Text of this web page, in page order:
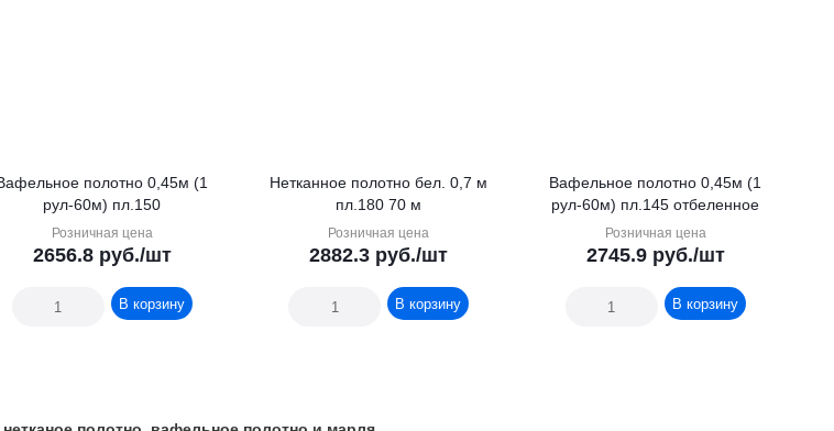
полотно 0,45м (1
рул-60м) пл.150
Розничная цена
2656.8руб./шт
В корзину
Нетканное полотно бел. 0,7 м
пл.180 70 м
Розничная цена
2882.3 руб./шт
В корзину
Вафельное полотно 0,45м (1
рул-60м) пл.145 отбеленное
Розничная цена
2745.9руб./шт
В корзину